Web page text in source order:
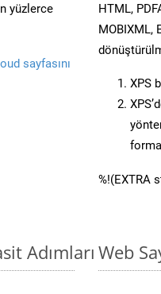
yüzlerce
sayfasını
HTML,
MOBIXML,
XPS
%!(EXTRA
Adımları Web